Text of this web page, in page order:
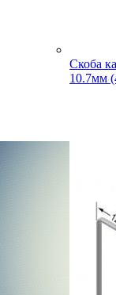
Скоба
10.7мм